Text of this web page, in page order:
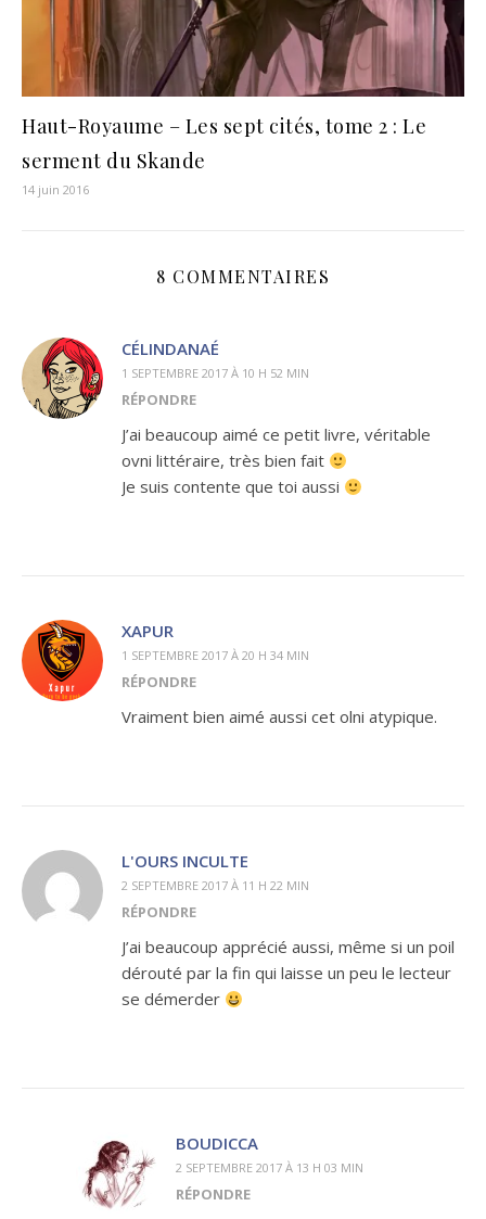
Haut-Royaume – Les sept cités, tome 2 : Le
serment du Skande
14 juin 2016
8 COMMENTAIRES
CÉLINDANAÉ
1 SEPTEMBRE 2017 À 10 H 52 MIN
RÉPONDRE
J’ai beaucoup aimé ce petit livre, véritable
ovni littéraire, très bien fait
Je suis contente que toi aussi
XAPUR
1 SEPTEMBRE 2017 À 20 H 34 MIN
RÉPONDRE
Vraiment bien aimé aussi cet olni atypique.
L'OURS INCULTE
2 SEPTEMBRE 2017 À 11 H 22 MIN
RÉPONDRE
J’ai beaucoup apprécié aussi, même si un poil
dérouté par la fin qui laisse un peu le lecteur
se démerder
BOUDICCA
2 SEPTEMBRE 2017 À 13 H 03 MIN
RÉPONDRE